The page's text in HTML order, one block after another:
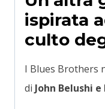
ispirata
culto
I Blues Brothers
di John Belushi